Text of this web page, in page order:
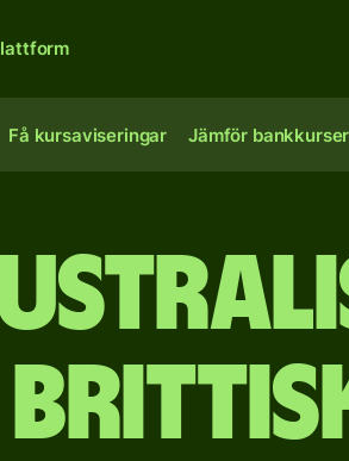
Få kursaviseringar Jämför bankkurser